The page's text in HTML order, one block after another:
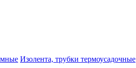
Изолента, трубки термоусадочные